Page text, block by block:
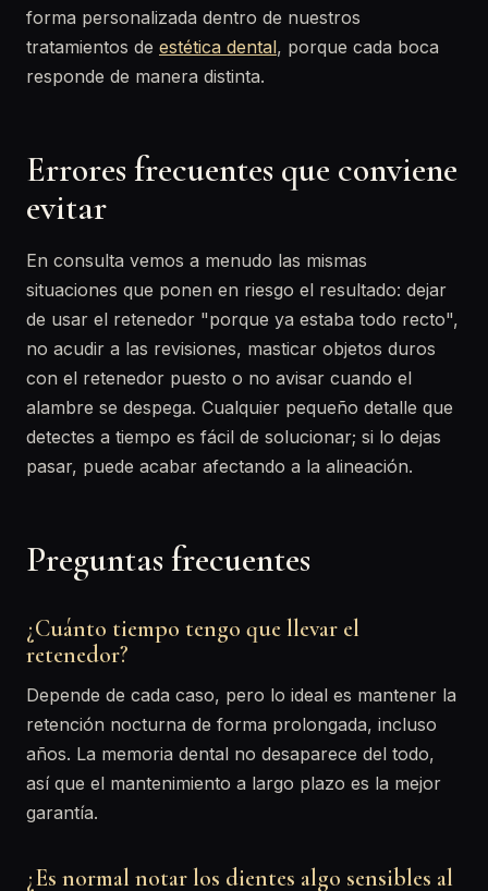
forma personalizada dentro de nuestros
tratamientos de estética dental, porque cada boca
responde de manera distinta.
Errores frecuentes que conviene
evitar
En consulta vemos a menudo las mismas
situaciones que ponen en riesgo el resultado: dejar
de usar el retenedor "porque ya estaba todo recto",
no acudir a las revisiones, masticar objetos duros
con el retenedor puesto o no avisar cuando el
alambre se despega. Cualquier pequeño detalle que
detectes a tiempo es fácil de solucionar; si lo dejas
pasar, puede acabar afectando a la alineación.
Preguntas frecuentes
¿Cuánto tiempo tengo que llevar el
retenedor?
Depende de cada caso, pero lo ideal es mantener la
retención nocturna de forma prolongada, incluso
años. La memoria dental no desaparece del todo,
así que el mantenimiento a largo plazo es la mejor
garantía.
¿Es normal notar los dientes algo sensibles al